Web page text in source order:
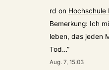
rd on Hochschule
Bemerkung: Ich
leben, das jeden
Tod…”
Aug. 7, 15:03